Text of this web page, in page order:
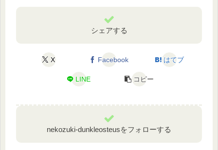
シェアする
X Facebook はてブ
LINE コピー
nekozuki-dunkleosteusをフォローする